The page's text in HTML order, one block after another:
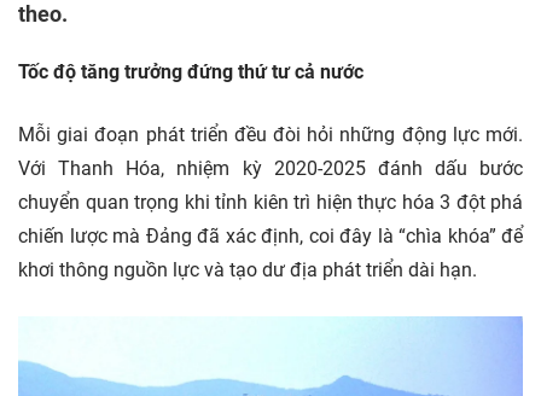
theo.
Tốc độ tăng trưởng đứng thứ tư cả nước
Mỗi giai đoạn phát triển đều đòi hỏi những động lực mới.
Với Thanh Hóa, nhiệm kỳ 2020-2025 đánh dấu bước
chuyển quan trọng khi tỉnh kiên trì hiện thực hóa 3 đột phá
chiến lược mà Đảng đã xác định, coi đây là “chìa khóa” để
khơi thông nguồn lực và tạo dư địa phát triển dài hạn.